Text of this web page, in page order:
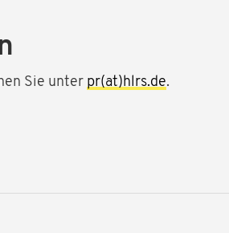
Sie unter pr(at)hlrs.de.